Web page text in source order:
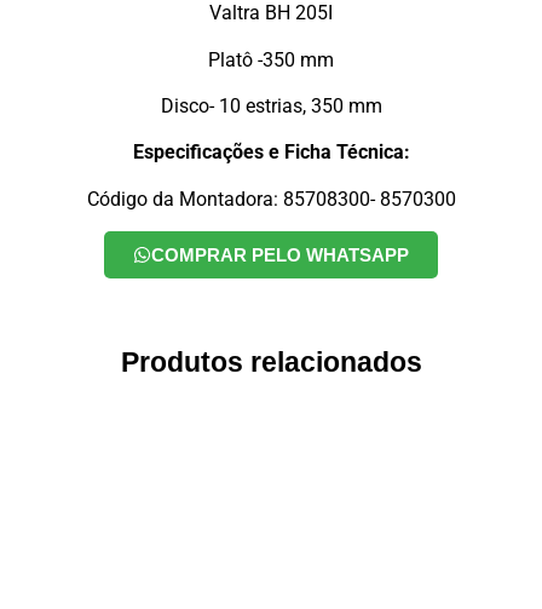
Valtra BH 205I
Platô -350 mm
Disco- 10 estrias, 350 mm
Especificações e Ficha Técnica:
Código da Montadora: 85708300- 8570300
COMPRAR PELO WHATSAPP
Produtos relacionados